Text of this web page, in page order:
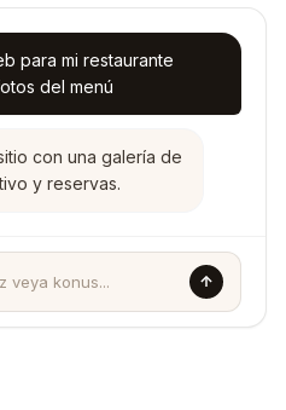
para mi restaurante
del menú
con una galería de
y reservas.
veya konus...